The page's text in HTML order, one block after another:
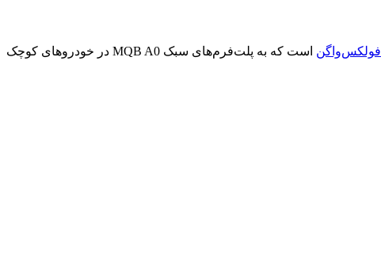
فولکس‌واگن
است که به پلت‌فرم‌های سبک MQB A0 در خودروهای کوچک